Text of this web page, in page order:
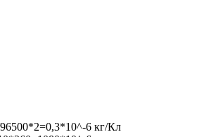
6 кг/Кл